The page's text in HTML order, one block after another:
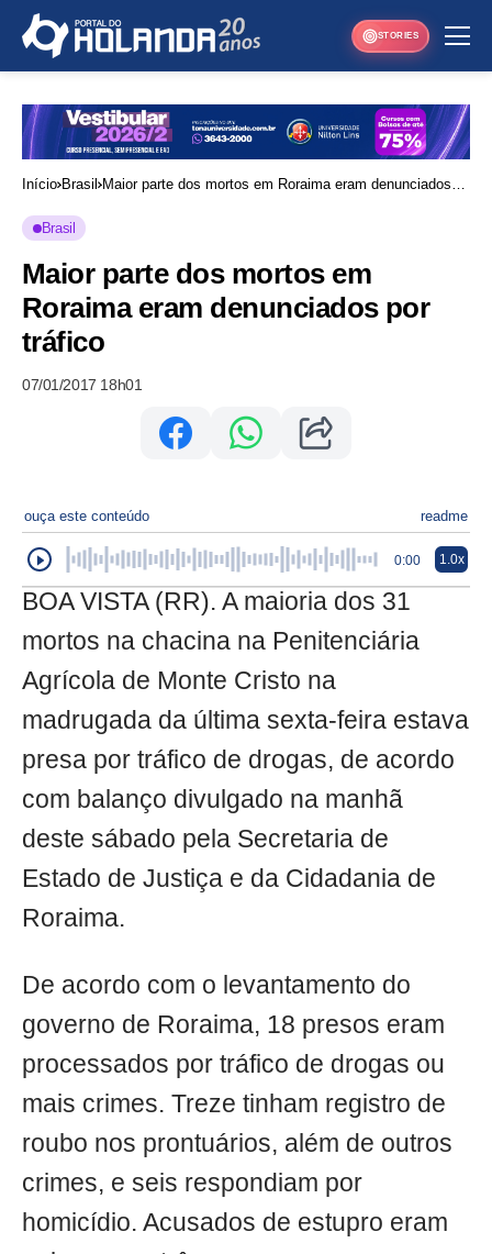
STORIES
Início Brasil
Maior parte dos mortos em Roraima eram denunciados
Brasil
Maior parte dos mortos em
Roraima eram denunciados por
tráfico
07/01/2017 18h01
ouça este conteúdo readme
0:00 1.0x
BOA VISTA (RR). A maioria dos 31
mortos na chacina na Penitenciária
Agrícola de Monte Cristo na
madrugada da última sexta-feira estava
presa por tráfico de drogas, de acordo
com balanço divulgado na manhã
deste sábado pela Secretaria de
Estado de Justiça e da Cidadania de
Roraima.
De acordo com o levantamento do
governo de Roraima, 18 presos eram
processados por tráfico de drogas ou
mais crimes. Treze tinham registro de
roubo nos prontuários, além de outros
crimes, e seis respondiam por
homicídio. Acusados de estupro eram